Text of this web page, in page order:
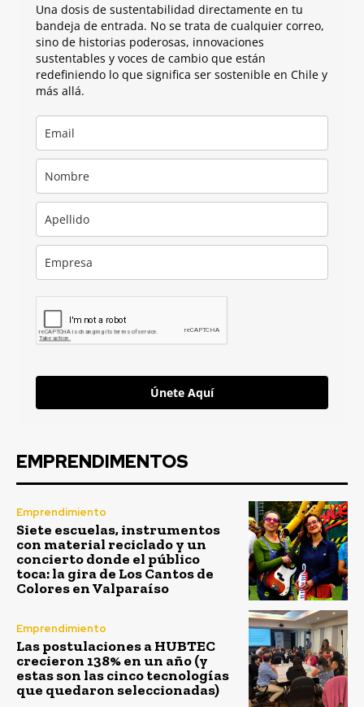
Una dosis de sustentabilidad directamente en tu
bandeja de entrada. No se trata de cualquier correo,
sino de historias poderosas, innovaciones
sustentables y voces de cambio que están
redefiniendo lo que significa ser sostenible en Chile y
más allá.
Únete Aquí
EMPRENDIMENTOS
Emprendimiento
Siete escuelas, instrumentos
con material reciclado y un
concierto donde el público
toca: la gira de Los Cantos de
Colores en Valparaíso
Emprendimiento
Las postulaciones a HUBTEC
crecieron 138% en un año (y
estas son las cinco tecnologías
que quedaron seleccionadas)